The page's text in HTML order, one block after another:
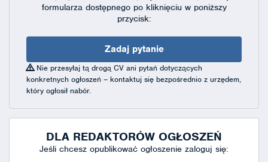
formularza dostępnegopo kliknięciu w poniższy
przycisk:
Zadaj pytanie
Nie przesyłaj tą drogą CV ani pytań dotyczących
konkretnych ogłoszeń – kontaktuj się bezpośrednio z urzędem,
który ogłosił nabór.
DLA REDAKTORÓW OGŁOSZEŃ
Jeśli chcesz opublikować ogłoszenie zaloguj się: